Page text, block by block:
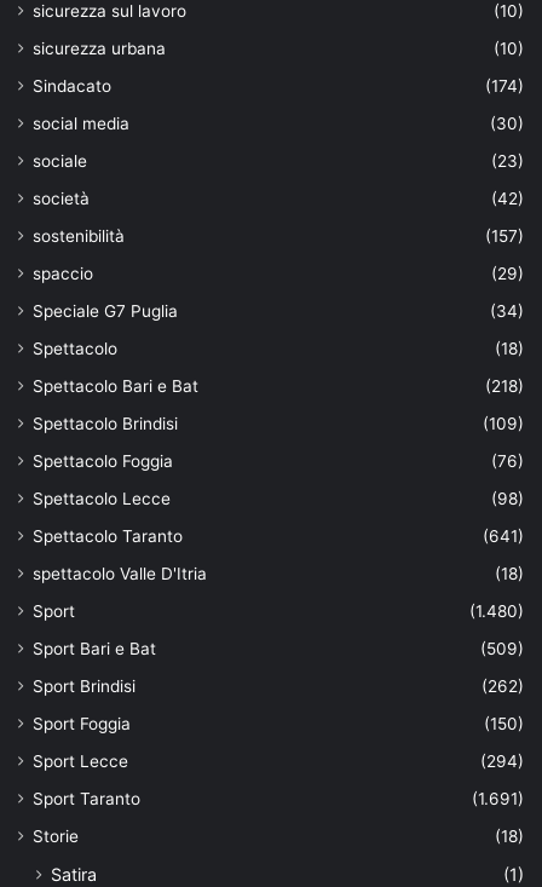
sicurezza sul lavoro
(10)
sicurezza urbana
(10)
Sindacato
(174)
social media
(30)
sociale
(23)
società
(42)
sostenibilità
(157)
spaccio
(29)
Speciale G7 Puglia
(34)
Spettacolo
(18)
Spettacolo Bari e Bat
(218)
Spettacolo Brindisi
(109)
Spettacolo Foggia
(76)
Spettacolo Lecce
(98)
Spettacolo Taranto
(641)
spettacolo Valle D'Itria
(18)
Sport
(1.480)
Sport Bari e Bat
(509)
Sport Brindisi
(262)
Sport Foggia
(150)
Sport Lecce
(294)
Sport Taranto
(1.691)
Storie
(18)
Satira (1)